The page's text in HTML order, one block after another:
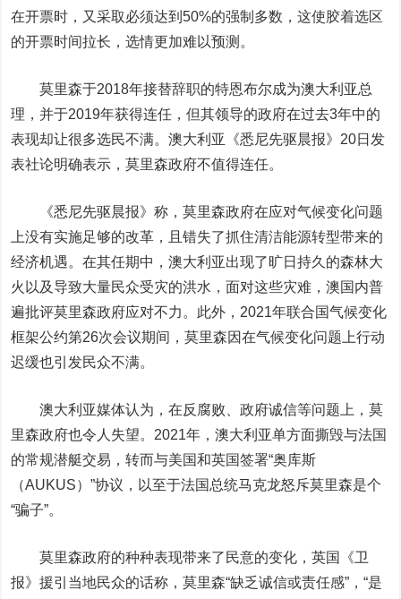
在开票时，又采取必须达到50%的强制多数，这使胶着选区
的开票时间拉长，选情更加难以预测。
莫里森于2018年接替辞职的特恩布尔成为澳大利亚总
理，并于2019年获得连任，但其领导的政府在过去3年中的
表现却让很多选民不满。澳大利亚《悉尼先驱晨报》20日发
表社论明确表示，莫里森政府不值得连任。
《悉尼先驱晨报》称，莫里森政府在应对气候变化问题
上没有实施足够的改革，且错失了抓住清洁能源转型带来的
经济机遇。在其任期中，澳大利亚出现了旷日持久的森林大
火以及导致大量民众受灾的洪水，面对这些灾难，澳国内普
遍批评莫里森政府应对不力。此外，2021年联合国气候变化
框架公约第26次会议期间，莫里森因在气候变化问题上行动
迟缓也引发民众不满。
澳大利亚媒体认为，在反腐败、政府诚信等问题上，莫
里森政府也令人失望。2021年，澳大利亚单方面撕毁与法国
的常规潜艇交易，转而与美国和英国签署“奥库斯
（AUKUS）”协议，以至于法国总统马克龙怒斥莫里森是个
“骗子”。
莫里森政府的种种表现带来了民意的变化，英国《卫
报》援引当地民众的话称，莫里森“缺乏诚信或责任感”，“是